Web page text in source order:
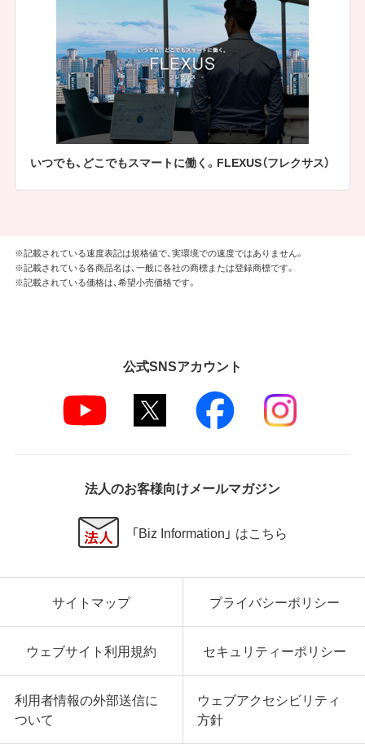
いつでも、どこでもスマートに働く。FLEXUS（フレクサス）
※記載されている速度表記は規格値で、実環境での速度ではありません。
※記載されている各商品名は、一般に各社の商標または登録商標です。
※記載されている価格は、希望小売価格です。
公式SNSアカウント
法人のお客様向けメールマガジン
「Biz Information」 はこちら
サイトマップ プライバシーポリシー
ウェブサイト利用規約 セキュリティーポリシー
利用者情報の外部送信に
ついて
ウェブアクセシビリティ
方針